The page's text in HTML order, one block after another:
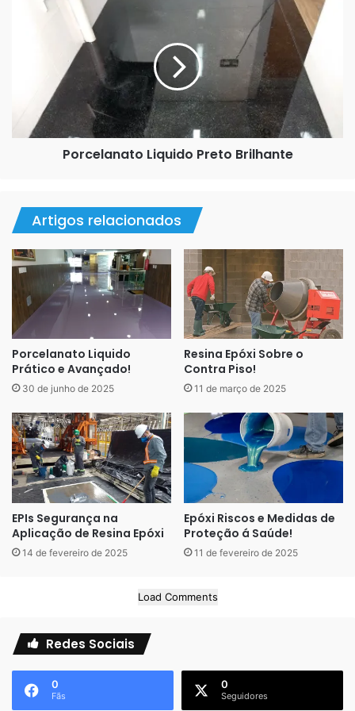
O quarto dia seria opcional ou conforme a contratação
do serviço. Em nosso caso aplicamos uma camada de
resina incolor (cristal), para dar um acabamento mais
brilhante ou seja alto brilho.
Veja o antes e depois do piso
Porcelanato Liquido Preto Brilhante
Artigos relacionados
Porcelanato Liquido
Prático e Avançado!
30 de junho de 2025
Resina Epóxi Sobre o
Contra Piso!
11 de março de 2025
EPIs Segurança na
Aplicação de Resina Epóxi
14 de fevereiro de 2025
Epóxi Riscos e Medidas de
Proteção á Saúde!
11 de fevereiro de 2025
Load Comments
Redes Sociais
0
Fãs
0
Seguidores